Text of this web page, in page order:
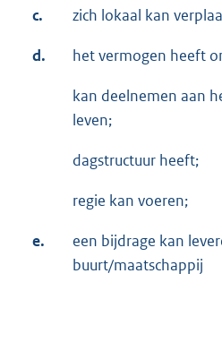
c. zich lokaal kan
d. het vermogen heeft
kan deelnemen aan
leven;
dagstructuur heeft;
regie kan voeren;
e.
een bijdrage kan
buurt/maatschappij